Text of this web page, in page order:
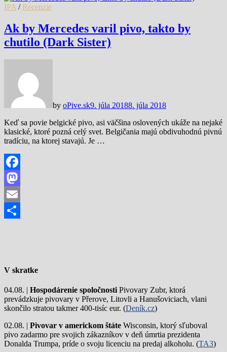
IPA / Recenzie
Ak by Mercedes varil pivo, takto by
chutilo (Dark Sister)
by oPive.sk9. júla 20188. júla 2018
Keď sa povie belgické pivo, asi väčšina oslovených ukáže na nejaké
klasické, ktoré pozná celý svet. Belgičania majú obdivuhodnú pivnú
tradíciu, na ktorej stavajú. Je …
Facebook
Mastodon
Email
V skratke
04.08. | Hospodárenie spoločnosti Pivovary Zubr, ktorá
prevádzkuje pivovary v Přerove, Litovli a Hanušoviciach, vlani
skončilo stratou takmer 400-tisíc eur. (Deník.cz)
02.08. | Pivovar v americkom štáte Wisconsin, ktorý sľuboval
pivo zadarmo pre svojich zákazníkov v deň úmrtia prezidenta
Donalda Trumpa, príde o svoju licenciu na predaj alkoholu. (TA3)